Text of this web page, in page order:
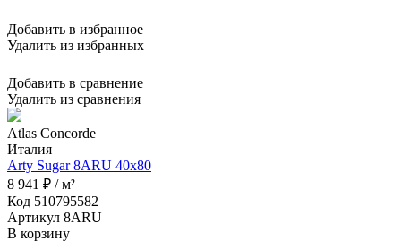
Добавить в избранное
Удалить из избранных
Добавить в сравнение
Удалить из сравнения
Atlas Concorde
Италия
Arty Sugar 8ARU 40x80
8 941 ₽ / м²
Код 510795582
Артикул 8ARU
В корзину